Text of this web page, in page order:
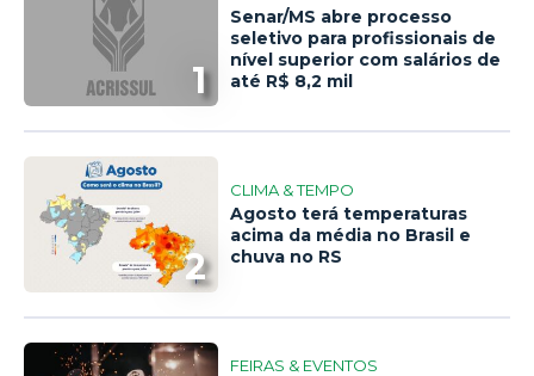
1
Senar/MS abre processo
seletivo para profissionais de
nível superior com salários de
até R$ 8,2 mil
2
CLIMA & TEMPO
Agosto terá temperaturas
acima da média no Brasil e
chuva no RS
FEIRAS & EVENTOS